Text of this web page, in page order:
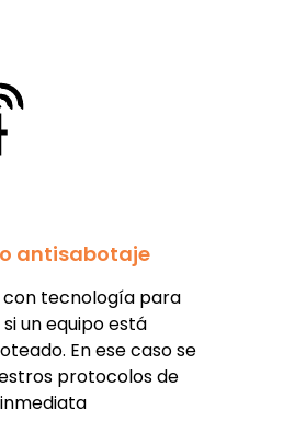
antisabotaje
tecnología para
un equipo está
En ese caso se
protocolos de